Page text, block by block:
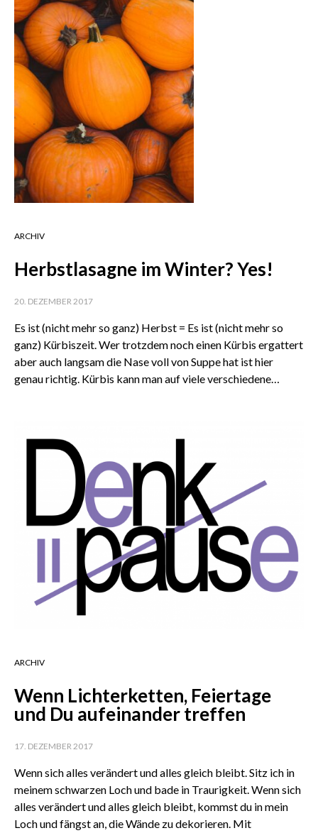
ARCHIV
Herbstlasagne im Winter? Yes!
20. DEZEMBER 2017
Es ist (nicht mehr so ganz) Herbst = Es ist (nicht mehr so
ganz) Kürbiszeit. Wer trotzdem noch einen Kürbis ergattert
aber auch langsam die Nase voll von Suppe hat ist hier
genau richtig. Kürbis kann man auf viele verschiedene…
ARCHIV
Wenn Lichterketten, Feiertage
und Du aufeinander treffen
17. DEZEMBER 2017
Wenn sich alles verändert und alles gleich bleibt. Sitz ich in
meinem schwarzen Loch und bade in Traurigkeit. Wenn sich
alles verändert und alles gleich bleibt, kommst du in mein
Loch und fängst an, die Wände zu dekorieren. Mit